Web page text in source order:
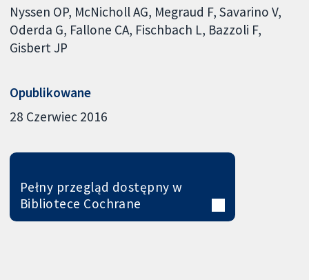
Nyssen OP McNicholl AG Megraud F Savarino V
Oderda G Fallone CA Fischbach L Bazzoli F
Gisbert JP
Opublikowane
28 Czerwiec 2016
Pełny przegląd dostępny w
Bibliotece Cochrane